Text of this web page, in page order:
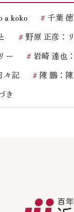
房
露50年保証
ルハウス
の声
フターフォローコ
a koko
千葉
野原 正彦：
ー
岩崎 達也
々記
陳 鵬：
き